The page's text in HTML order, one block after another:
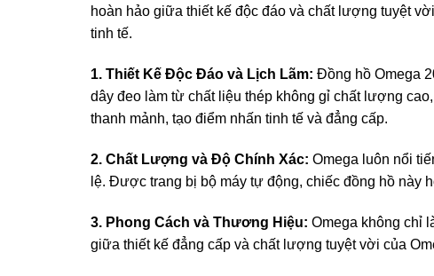
hoàn hảo giữa thiết kế độc đáo và chất lượng tuyệt
tinh tế.
1. Thiết Kế Độc Đáo và Lịch Lãm: Đồng hồ Omega
dây đeo làm từ chất liệu thép không gỉ chất lượng
thanh mảnh, tạo điểm nhấn tinh tế và đẳng cấp.
2. Chất Lượng và Độ Chính Xác: Omega luôn nổi
lệ. Được trang bị bộ máy tự động, chiếc đồng hồ này
3. Phong Cách và Thương Hiệu: Omega không chỉ
giữa thiết kế đẳng cấp và chất lượng tuyệt vời của